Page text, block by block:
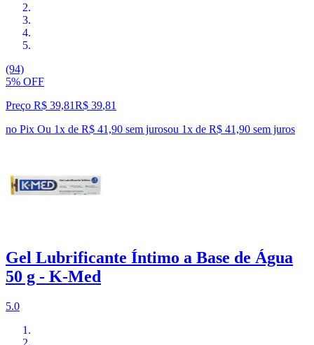
(94)
5% OFF
Preço R$ 39,81R$ 39,81
no Pix Ou 1x de R$ 41,90 sem jurosou 1x de R$ 41,90 sem juros
Gel Lubrificante Íntimo a Base de Água
50 g - K-Med
5.0